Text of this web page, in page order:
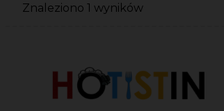
Znaleziono 1 wyników